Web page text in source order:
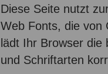
Diese Seite nutzt
Web Fonts, die von
lädt Ihr Browser die
und Schriftarten